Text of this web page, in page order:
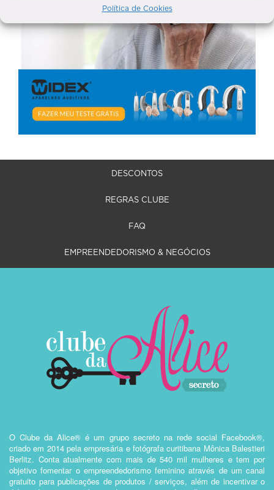
Política de Cookies
DESCONTOS
REGRAS CLUBE
FAQ
EMPREENDEDORISMO & NEGÓCIOS
O Clube da Alice® é um grupo secreto na rede social Facebook®,
criado em 2014 pela empresária e fotógrafa curitibana Mônica Balestieri
Berlitz. Conta atualmente com mais de 540 mil mulheres e tem por
objetivo fomentar o empreendedorismo feminino através de um canal
gratuito para publicações de produtos / serviços, além de incentivar o